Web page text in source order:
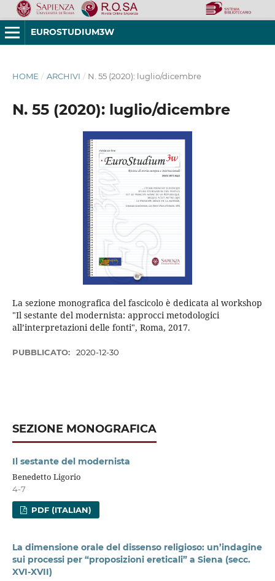
EUROSTUDIUM3W
HOME / ARCHIVI / N. 55 (2020): luglio/dicembre
N. 55 (2020): luglio/dicembre
La sezione monografica del fascicolo è dedicata al workshop
"Il sestante del modernista: approcci metodologici
all’interpretazioni delle fonti", Roma, 2017.
PUBBLICATO: 2020-12-30
SEZIONE MONOGRAFICA
Il sestante del modernista
Benedetto Ligorio
4-7
PDF (ITALIAN)
La dimensione orale del dissenso religioso: un’indagine
sui processi per “proposizioni ereticali” a Siena (secc.
XVI-XVII)